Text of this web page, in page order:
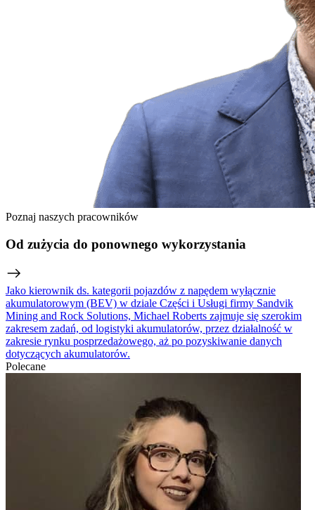
Poznaj naszych pracowników
Od zużycia do ponownego wykorzystania
Jako kierownik ds. kategorii pojazdów z napędem wyłącznie
akumulatorowym (BEV) w dziale Części i Usługi firmy Sandvik
Mining and Rock Solutions, Michael Roberts zajmuje się szerokim
zakresem zadań, od logistyki akumulatorów, przez działalność w
zakresie rynku posprzedażowego, aż po pozyskiwanie danych
dotyczących akumulatorów.
Polecane